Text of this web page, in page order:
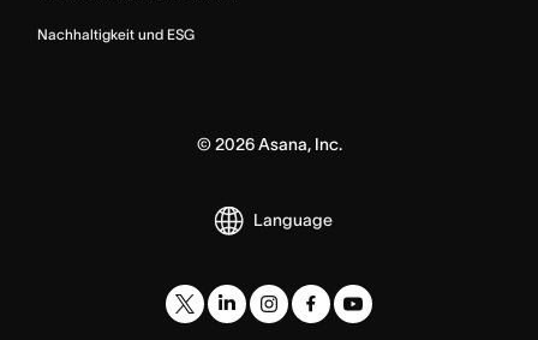
Nachhaltigkeit und ESG
© 2026Asana, Inc.
Language